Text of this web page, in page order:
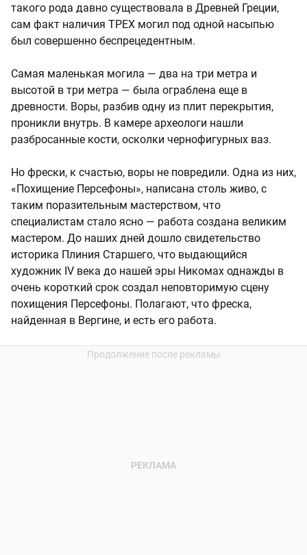
такого рода давно существовала в Древней Греции,
сам факт наличия ТРЕХ могил под одной насыпью
был совершенно беспрецедентным.
Самая маленькая могила — два на три метра и
высотой в три метра — была ограблена еще в
древности. Воры, разбив одну из плит перекрытия,
проникли внутрь. В камере археологи нашли
разбросанные кости, осколки чернофигурных ваз.
Но фрески, к счастью, воры не повредили. Одна из них,
«Похищение Персефоны», написана столь живо, с
таким поразительным мастерством, что
специалистам стало ясно — работа создана великим
мастером. До наших дней дошло свидетельство
историка Плиния Старшего, что выдающийся
художник IV века до нашей эры Никомах однажды в
очень короткий срок создал неповторимую сцену
похищения Персефоны. Полагают, что фреска,
найденная в Вергине, и есть его работа.